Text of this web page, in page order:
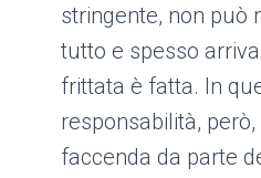
stringente, non può
tutto e spesso
frittata è fatta. In
responsabilità,
faccenda da parte